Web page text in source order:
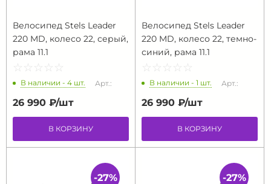
Велосипед Stels Leader
220 MD, колесо 22, серый,
рама 11.1
☆ ☆ ☆ ☆ ☆
★ ★ ★ ★ ★
В наличии - 4 шт. Арт.:
26 990 ₽/шт
В КОРЗИНУ
Велосипед Stels Leader
220 MD, колесо 22, темно-
синий, рама 11.1
☆ ☆ ☆ ☆ ☆
★ ★ ★ ★ ★
В наличии - 1 шт. Арт.:
26 990 ₽/шт
В КОРЗИНУ
-27% -27%